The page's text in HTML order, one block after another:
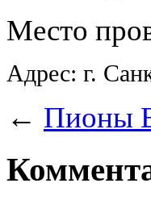
Место
Адрес: г.
← Пионы